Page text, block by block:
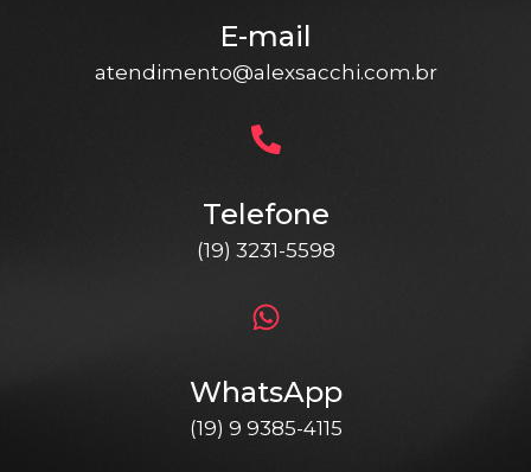
E-mail
atendimento@alexsacchi.com.br
Telefone
(19) 3231-5598
WhatsApp
(19) 9 9385-4115